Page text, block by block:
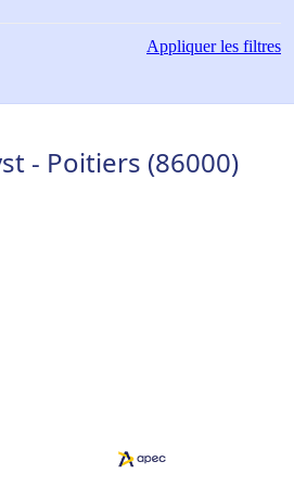
Appliquerles filtres
- Poitiers (86000)